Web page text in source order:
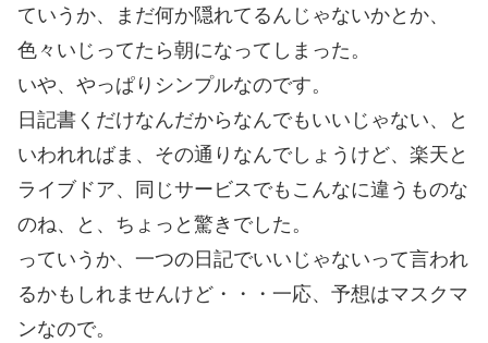
ていうか、まだ何か隠れてるんじゃないかとか、
色々いじってたら朝になってしまった。
いや、やっぱりシンプルなのです。
日記書くだけなんだからなんでもいいじゃない、と
いわれればま、その通りなんでしょうけど、楽天と
ライブドア、同じサービスでもこんなに違うものな
のね、と、ちょっと驚きでした。
っていうか、一つの日記でいいじゃないって言われ
るかもしれませんけど・・・一応、予想はマスクマ
ンなので。